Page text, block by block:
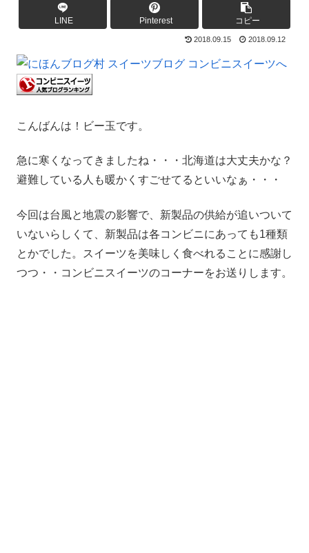
LINE Pinterest コピー
2018.09.15 2018.09.12
こんばんは！ビー玉です。
急に寒くなってきましたね・・・北海道は大丈夫かな？
避難している人も暖かくすごせてるといいなぁ・・・
今回は台風と地震の影響で、新製品の供給が追いついて
いないらしくて、新製品は各コンビニにあっても1種類
とかでした。スイーツを美味しく食べれることに感謝し
つつ・・コンビニスイーツのコーナーをお送りします。